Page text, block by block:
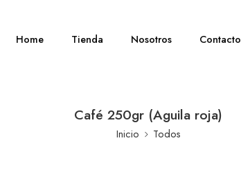
Home Tienda Nosotros Contacto
Café 250gr (Aguila roja)
Inicio Todos